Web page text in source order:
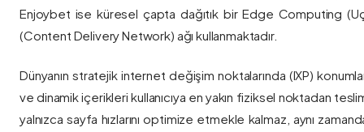
Enjoybet ise küresel çapta dağıtık bir Edge Computing
(Content Delivery Network) ağı kullanmaktadır.
Dünyanın stratejik internet değişim noktalarında (IXP)
ve dinamik içerikleri kullanıcıya en yakın fiziksel noktadan
yalnızca sayfa hızlarını optimize etmekle kalmaz, aynı